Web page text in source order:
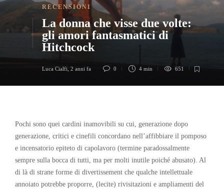
RECENSIONI
La donna che visse due volte:
gli amori fantasmatici di
Hitchcock
Luca Cialfi 2 anni fa 0 4 min 651
Pochi sono quei cardini inamovibili su cui, generazione dopo
generazione, critici e cinefili concordano nell’affibbiare il pomposo
e incensatorio epiteto di capolavoro (termine paradossalmente
sempre sulla bocca di tutti, ma per molti inutile poiché abusato). Al
di là di strane forme di divertissement che qualche intellettuale
annoiato potrebbe proporre, (lecite) rivisitazioni e ampliamenti del